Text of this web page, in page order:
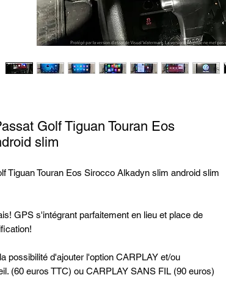
Golf Tiguan Touran Eos
slim
Tiguan Touran Eos Sirocco Alkadyn slim android slim
GPS s'intégrant parfaitement en lieu et place de
possibilité d'ajouter l'option CARPLAY et/ou
(60 euros TTC) ou CARPLAY SANS FIL (90 euros)